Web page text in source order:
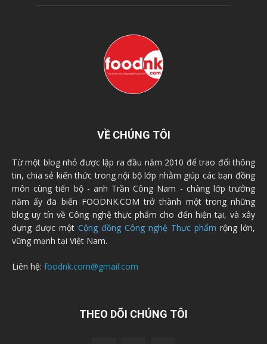
VỀ CHÚNG TÔI
Từ một blog nhỏ được lập ra đầu năm 2010 để trao đổi thông
tin, chia sẻ kiến thức trong nội bộ lớp nhằm giúp các bạn đồng
môn cùng tiến bộ - anh Trần Công Nam - chàng lớp trưởng
năm ấy đã biến FOODNK.COM trở thành một trong những
blog uy tín về Công nghệ thực phẩm cho đến hiện tại, và xây
dựng được một Cộng đồng Công nghệ Thực phẩm rộng lớn,
vững mạnh tại Việt Nam.
Liên hệ: foodnk.com@gmail.com
THEO DÕI CHÚNG TÔI